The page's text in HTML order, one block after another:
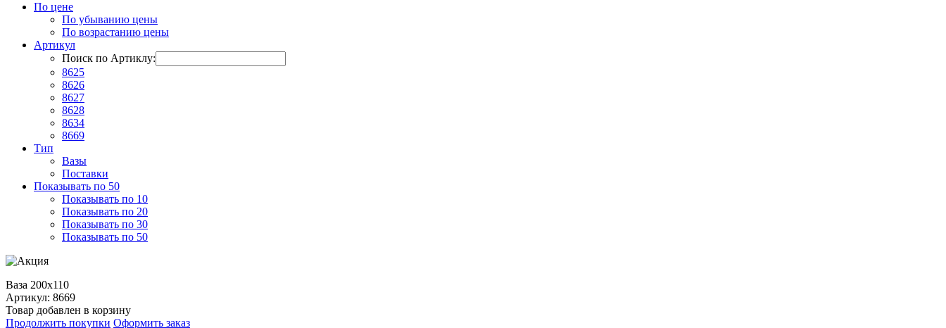
По цене
По убыванию цены
По возрастанию цены
Артикул
Поиск по Артиклу:
8625
8626
8627
8628
8634
8669
Тип
Вазы
Поставки
Показывать по 50
Показывать по 10
Показывать по 20
Показывать по 30
Показывать по 50
Ваза 200х110
Артикул: 8669
Товар добавлен в корзину
Продолжить покупки Оформить заказ